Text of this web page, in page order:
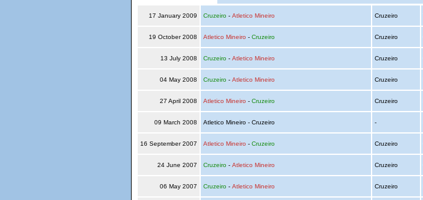
17 January 2009 Cruzeiro- Atletico Mineiro Cruzeiro
19 October 2008 Atletico Mineiro - Cruzeiro Cruzeiro
13 July 2008 Cruzeiro- Atletico Mineiro Cruzeiro
04 May 2008 Cruzeiro- Atletico Mineiro Cruzeiro
27 April 2008 Atletico Mineiro - Cruzeiro Cruzeiro
09 March 2008 Atletico Mineiro - Cruzeiro -
16 September 2007 Atletico Mineiro - Cruzeiro Cruzeiro
24 June 2007 Cruzeiro- Atletico Mineiro Cruzeiro
06 May 2007 Cruzeiro- Atletico Mineiro Cruzeiro